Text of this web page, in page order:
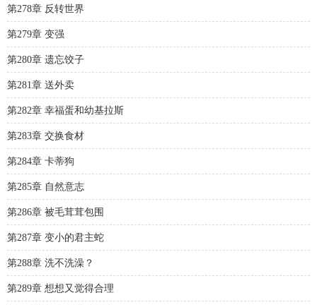
第278章 反转世界
第279章 变强
第280章 遗忘饺子
第281章 送外卖
第282章 幸福蛋和幼基拉斯
第283章 交换食材
第284章 卡蒂狗
第285章 自然意志
第286章 被毛茸茸包围
第287章 变小的君主蛇
第288章 洗不洗澡？
第289章 想想又觉得合理